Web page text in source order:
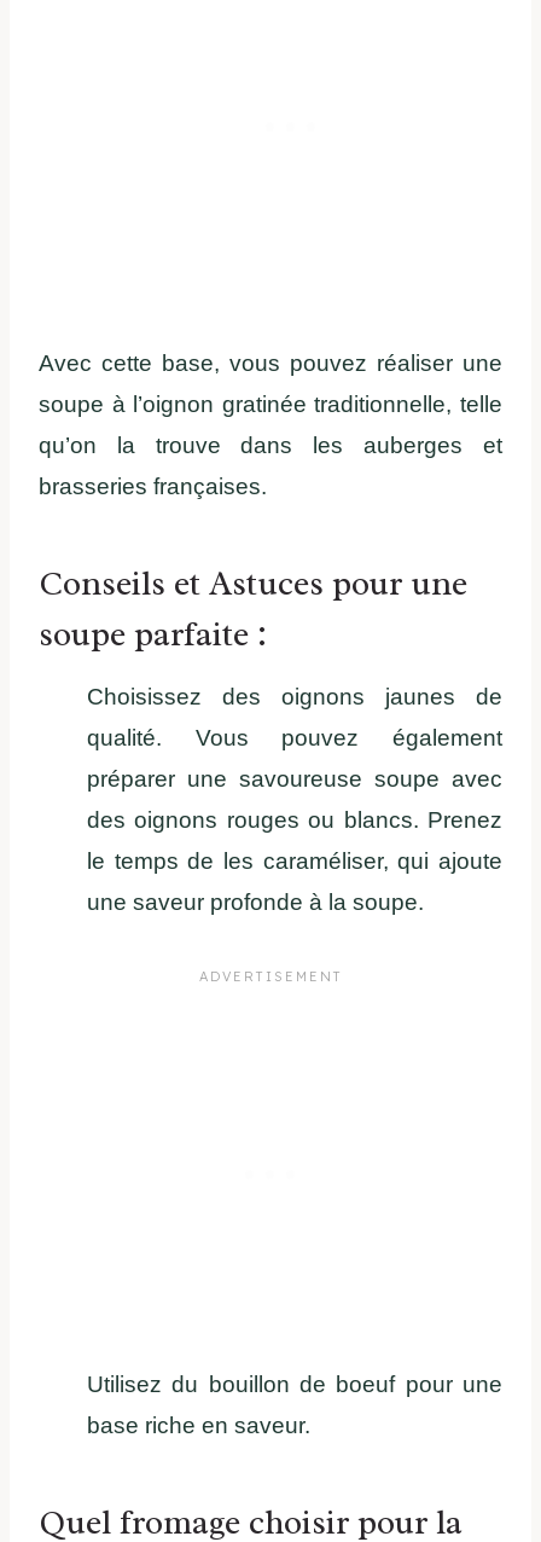
Avec cette base, vous pouvez réaliser une
soupe à l’oignon gratinée traditionnelle, telle
qu’on la trouve dans les auberges et
brasseries françaises.
Conseils et Astuces pour une
soupe parfaite :
Choisissez des oignons jaunes de
qualité. Vous pouvez également
préparer une savoureuse soupe avec
des oignons rouges ou blancs. Prenez
le temps de les caraméliser, qui ajoute
une saveur profonde à la soupe.
Utilisez du bouillon de boeuf pour une
base riche en saveur.
Quel fromage choisir pour la